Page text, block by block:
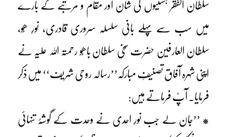
سلطان الفقر ہستیوں کی شان اور مقام و مرتبے کے بارے
میں سب سے پہلے بانی سلسلہ سروری قادری، نورِ ھُو،
سلطان العارفین حضرت سخی سلطان باھُو رحمتہ اللہ علیہ نے
اپنی شہرہ آفاق تصنیفِ مبارکہ’’رسالہ روحی شریف‘‘ میں ذکر
فرمایا۔ آپؒ فرماتے ہیں:
* ’’جان لے جب نورِ احدی نے وحدت کے گوشۂ تنہائی